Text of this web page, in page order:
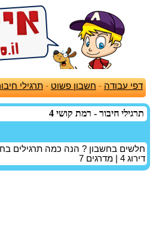
דפי עבודה - חשבון פשוט -תרגילי
תרגילי חיבור - רמת קושי 4
חלשים בחשבון ? הנה כמה תרגילים
דירוג 4 | מדרגים 7